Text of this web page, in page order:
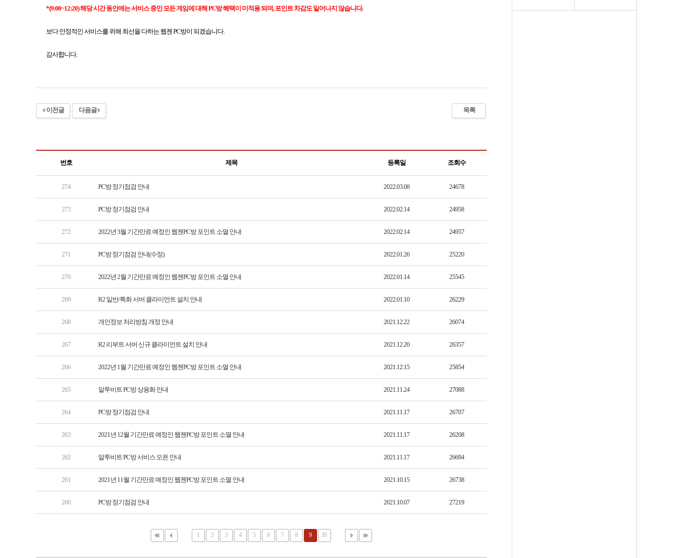
*(9:00~12:20) 해당시간 동안에는 서비스 중인 모든 게임에 대해 PC방 혜택이 미적용 되며, 포인트 차감도 일어나지 않습니다.
보다 안정적인 서비스를 위해 최선을 다하는 웹젠 PC방이 되겠습니다.
감사합니다.
이전글 다음글 목록
번호 제목 등록일 조회수
274 PC방 정기점검 안내 2022.03.08 24678
273 PC방 정기점검 안내 2022.02.14 24958
272 2022년 3월 기간만료 예정인 웹젠PC방 포인트 소멸 안내 2022.02.14 24957
271 PC방 정기점검 안내(수정) 2022.01.26 25220
270 2022년 2월 기간만료 예정인 웹젠PC방 포인트 소멸 안내 2022.01.14 25545
269 R2 일반/특화 서버 클라이언트 설치 안내 2022.01.10 26229
268 개인정보 처리방침 개정 안내 2021.12.22 26074
267 R2 리부트 서버 신규 클라이언트 설치 안내 2021.12.20 26357
266 2022년 1월 기간만료 예정인 웹젠PC방 포인트 소멸 안내 2021.12.15 25854
265 알투비트 PC방 상용화 안내 2021.11.24 27088
264 PC방 정기점검 안내 2021.11.17 26707
263 2021년 12월 기간만료 예정인 웹젠PC방 포인트 소멸 안내 2021.11.17 26208
262 알투비트 PC방 서비스 오픈 안내 2021.11.17 26694
261 2021년 11월 기간만료 예정인 웹젠PC방 포인트 소멸 안내 2021.10.15 26738
260 PC방 정기점검 안내 2021.10.07 27219
1 2 3 4 5 6 7 8 9 10